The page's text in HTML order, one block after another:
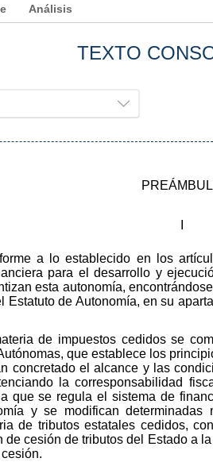
Análisis
TEXTO
a lo establecido en los
para el desarrollo y
esta autonomía,
de Autonomía, en su
de impuestos cedidos se
que establece los
concretado el alcance y las
la corresponsabilidad
que se regula el sistema de
y se modifican
de tributos estatales cedidos,
de cesión de tributos del Estado a